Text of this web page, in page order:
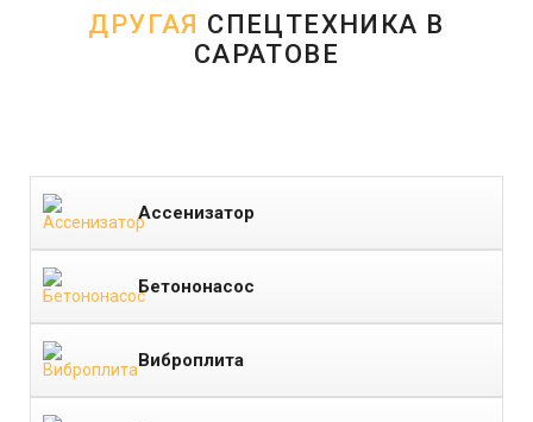
ДРУГАЯ СПЕЦТЕХНИКА В
САРАТОВЕ
Ассенизатор
Бетононасос
Виброплита